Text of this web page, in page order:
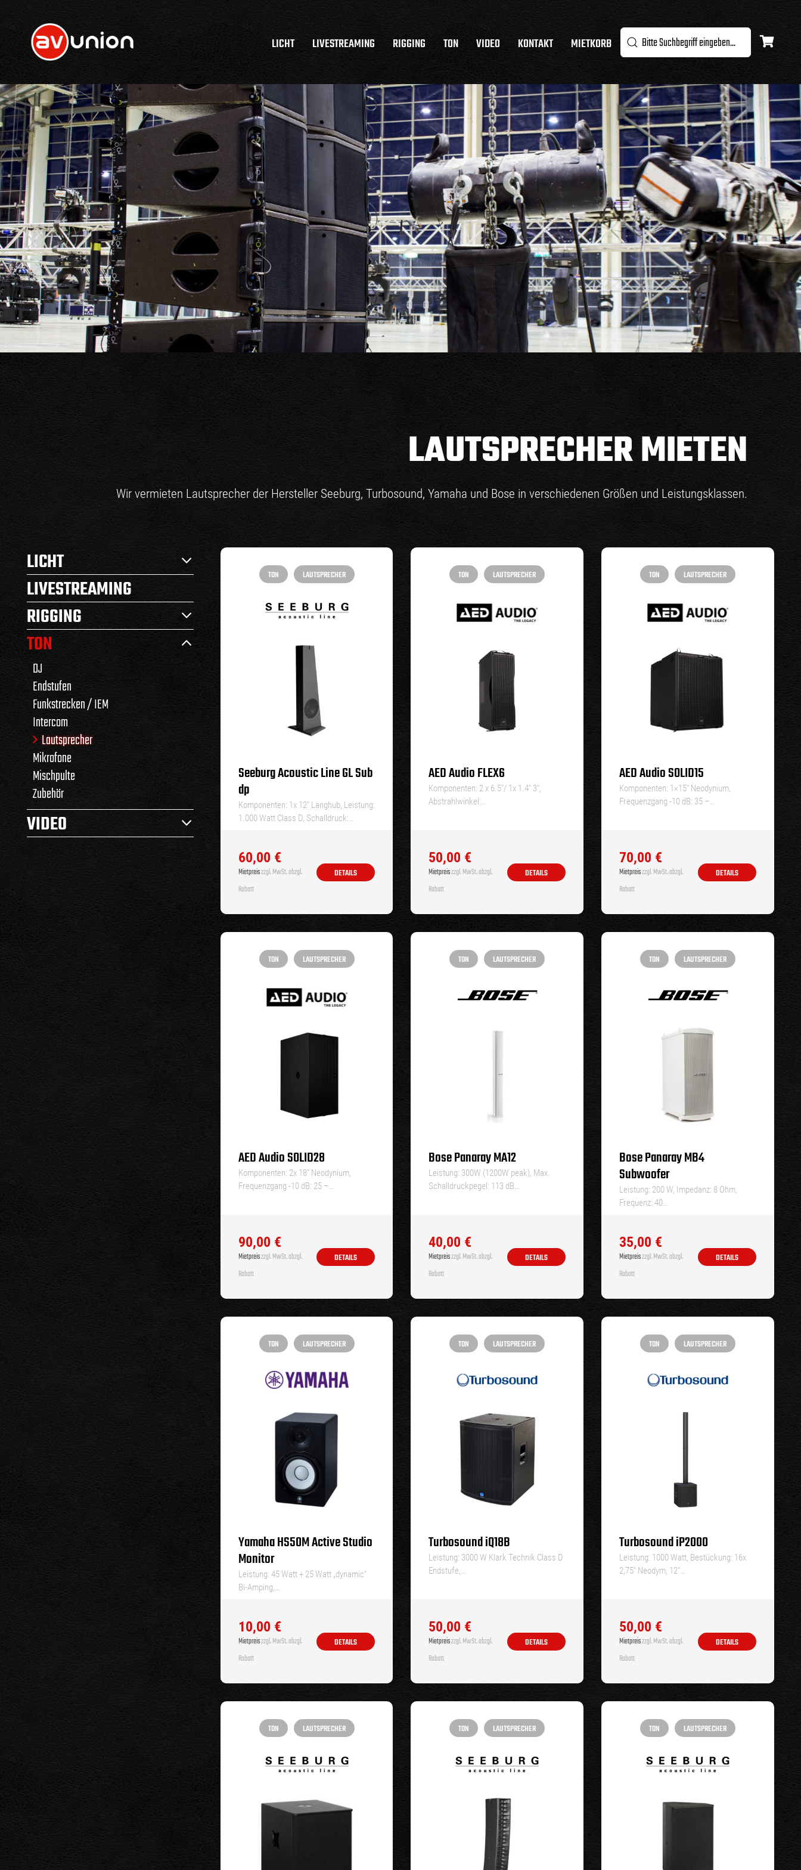
LICHT LIVESTREAMING RIGGING TON VIDEO KONTAKT MIETKORB
LAUTSPRECHER MIETEN
Wir vermieten Lautsprecher der Hersteller Seeburg, Turbosound, Yamaha und Bose in verschiedenen Größen und Leistungsklassen.
LICHT
LIVESTREAMING
RIGGING
TON
DJ
Endstufen
Funkstrecken / IEM
Intercom
Lautsprecher
Mikrofone
Mischpulte
Zubehör
VIDEO
TON LAUTSPRECHER
Seeburg Acoustic Line GL Sub
dp
Komponenten: 1x 12” Langhub, Leistung:
1.000 Watt Class D, Schalldruck:…
60,00 €
Mietpreiszzgl. MwSt. abzgl.
Rabatt
DETAILS
TON LAUTSPRECHER
AED Audio FLEX6
Komponenten: 2 x 6.5″/ 1x 1.4″ 3″,
Abstrahlwinkel:…
50,00 €
Mietpreiszzgl. MwSt. abzgl.
Rabatt
DETAILS
TON LAUTSPRECHER
AED Audio SOLID15
Komponenten: 1×15″ Neodynium,
Frequenzgang -10 dB: 35 –…
70,00 €
Mietpreiszzgl. MwSt. abzgl.
Rabatt
DETAILS
TON LAUTSPRECHER
AED Audio SOLID28
Komponenten: 2x 18″ Neodynium,
Frequenzgang -10 dB: 25 –…
90,00 €
Mietpreiszzgl. MwSt. abzgl.
Rabatt
DETAILS
TON LAUTSPRECHER
Bose Panaray MA12
Leistung: 300W (1200W peak), Max.
Schalldruckpegel: 113 dB…
40,00 €
Mietpreiszzgl. MwSt. abzgl.
Rabatt
DETAILS
TON LAUTSPRECHER
Bose Panaray MB4
Subwoofer
Leistung: 200 W, Impedanz: 8 Ohm,
Frequenz: 40…
35,00 €
Mietpreiszzgl. MwSt. abzgl.
Rabatt
DETAILS
TON LAUTSPRECHER
Yamaha HS50M Active Studio
Monitor
Leistung: 45 Watt + 25 Watt „dynamic“
Bi-Amping,…
10,00 €
Mietpreiszzgl. MwSt. abzgl.
Rabatt
DETAILS
TON LAUTSPRECHER
Turbosound iQ18B
Leistung: 3000 W Klark Technik Class D
Endstufe,…
50,00 €
Mietpreiszzgl. MwSt. abzgl.
Rabatt
DETAILS
TON LAUTSPRECHER
Turbosound iP2000
Leistung: 1000 Watt, Bestückung: 16x
2,75″ Neodym, 12″…
50,00 €
Mietpreiszzgl. MwSt. abzgl.
Rabatt
DETAILS
TON LAUTSPRECHER TON LAUTSPRECHER TON LAUTSPRECHER